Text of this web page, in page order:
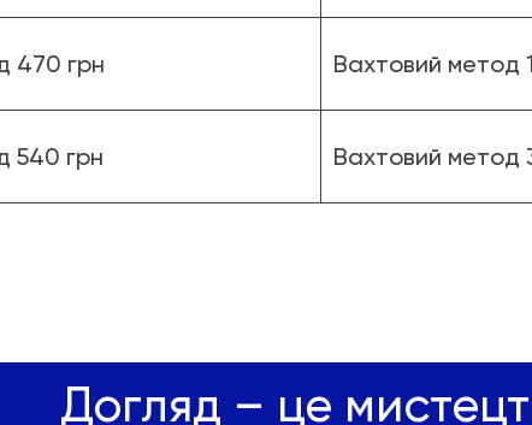
470 грн Вахтовий метод
540 грн Вахтовий метод
Догляд – це